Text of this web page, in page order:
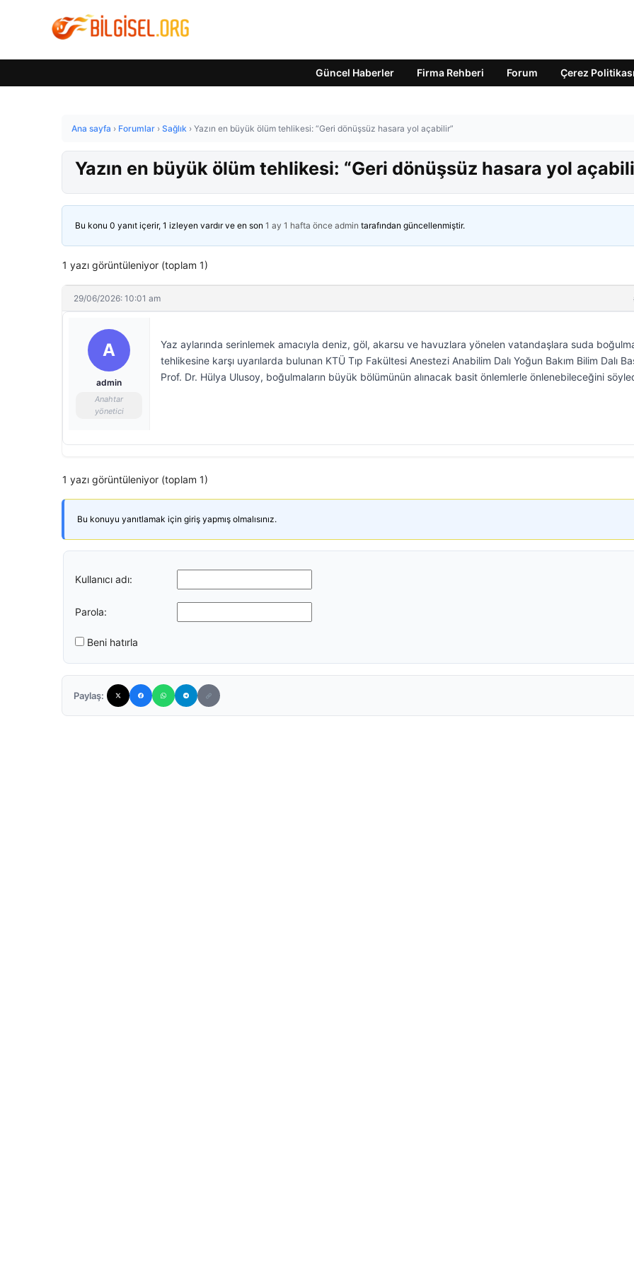
Güncel Haberler Firma Rehberi Forum Çerez Politikası
Ana sayfa › Forumlar › Sağlık › Yazın en büyük ölüm tehlikesi: “Geri dönüşsüz hasara yol açabilir”
Yazın en büyük ölüm tehlikesi: “Geri dönüşsüz hasara yol
Bu konu 0 yanıt içerir, 1 izleyen vardır ve en son 1 ay 1 hafta önce admin tarafından güncellenmiştir.
1 yazı görüntüleniyor (toplam 1)
29/06/2026: 10:01 am
A
admin
Anahtar
yönetici
Yaz aylarında serinlemek amacıyla deniz, göl, akarsu ve havuzlara yönelen vatandaşlara suda
tehlikesine karşı uyarılarda bulunan KTÜ Tıp Fakültesi Anestezi Anabilim Dalı Yoğun Bakım Bilim Dalı
Prof. Dr. Hülya Ulusoy, boğulmaların büyük bölümünün alınacak basit önlemlerle önlenebileceğini
1 yazı görüntüleniyor (toplam 1)
Bu konuyu yanıtlamak için giriş yapmış olmalısınız.
Kullanıcı adı:
Parola:
Beni hatırla
Paylaş: